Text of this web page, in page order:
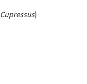
Cupressus)